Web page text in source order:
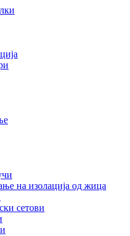
на изолација од жица
сетови